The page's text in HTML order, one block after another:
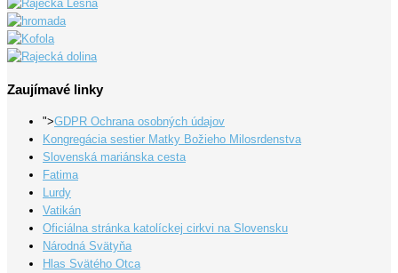
Zaujímavé linky
">GDPR Ochrana osobných údajov
Kongregácia sestier Matky Božieho Milosrdenstva
Slovenská mariánska cesta
Fatima
Lurdy
Vatikán
Oficiálna stránka katolíckej cirkvi na Slovensku
Národná Svätyňa
Hlas Svätého Otca